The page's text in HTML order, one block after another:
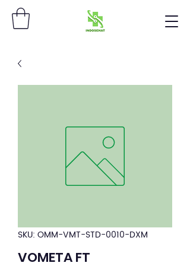
SKU: OMM-VMT-STD-0010-DXM
VOMETA FT